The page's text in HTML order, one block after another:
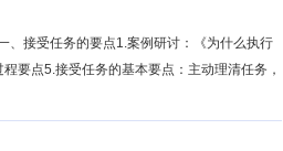
、接受任务的要点1.案例研讨：《为什么执行
要点5.接受任务的基本要点：主动理清任务，